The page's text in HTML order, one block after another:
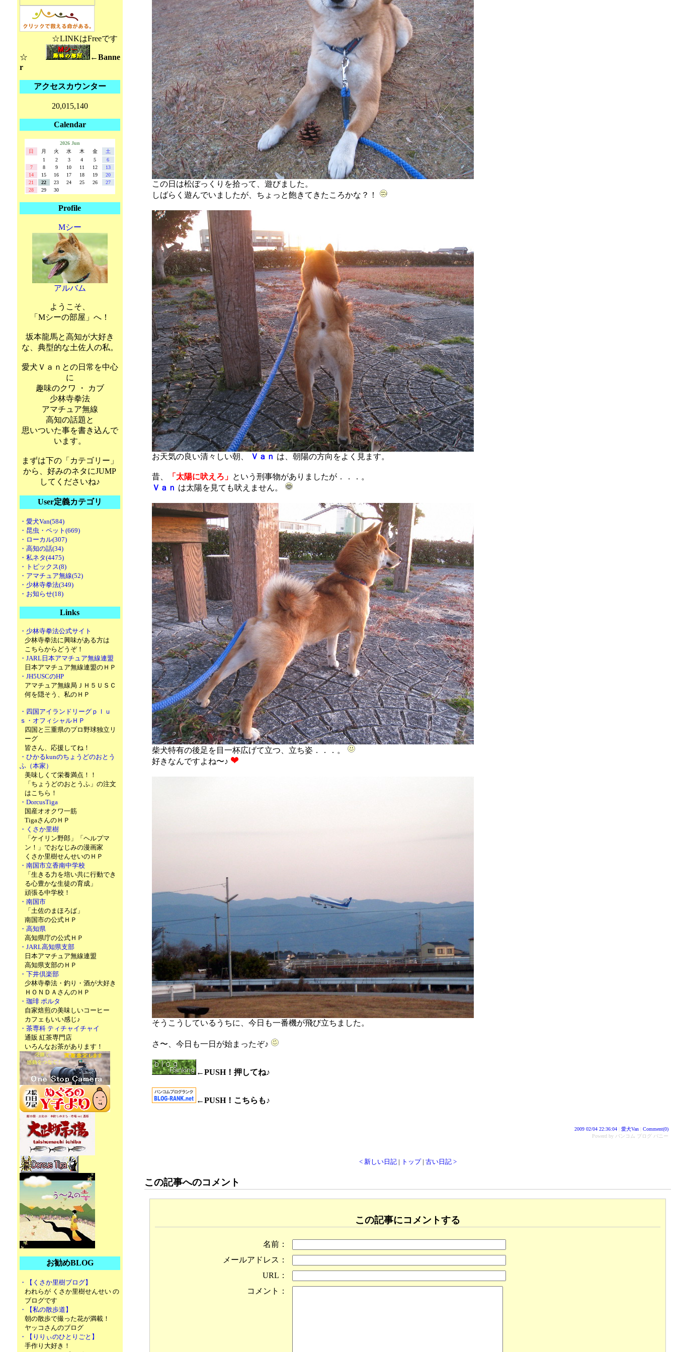
☆LINKはFreeです
☆
←Banne
r
アクセスカウンター
20,015,140
Calendar
2026 Jun
日
月 火 水 木 金
土
1
2 3 4 5
6
7
8 9 10 11 12
13
14
15 16 17 18 19
20
21
22 23 24 25 26
27
28
29 30
Profile
Mシー
アルバム
ようこそ、
「Mシーの部屋」へ！
坂本龍馬と高知が大好き
な、典型的な土佐人の私。
愛犬Ｖａｎとの日常を中心
に
趣味のクワ ・ カブ
少林寺拳法
アマチュア無線
高知の話題と
思いついた事を書き込んで
います。
まずは下の「カテゴリー」
から、好みのネタにJUMP
してくださいね♪
User定義カテゴリ
・愛犬Van(584)
・昆虫・ペット(669)
・ローカル(307)
・高知の話(34)
・私ネタ(4475)
・トピックス(8)
・アマチュア無線(52)
・少林寺拳法(349)
・お知らせ(18)
Links
・少林寺拳法公式サイト
少林寺拳法に興味がある方は
こちらからどうぞ！
・JARL日本アマチュア無線連盟
日本アマチュア無線連盟のＨＰ
・JH5USCのHP
アマチュア無線局ＪＨ５ＵＳＣ
何を隠そう、私のＨＰ
・四国アイランドリーグｐｌｕ
ｓ・オフィシャルＨＰ
四国と三重県のプロ野球独立リ
ーグ
皆さん、応援してね！
・ひかるkunのちょうどのおとう
ふ（本家）
美味しくて栄養満点！！
「ちょうどのおとうふ」の注文
はこちら！
・DorcusTiga
国産オオクワ一筋
TigaさんのＨＰ
・くさか里樹
「ケイリン野郎」「ヘルプマ
ン！」でおなじみの漫画家
くさか里樹せんせいのＨＰ
・南国市立香南中学校
「生きる力を培い共に行動でき
る心豊かな生徒の育成」
頑張る中学校！
・南国市
「土佐のまほろば」
南国市の公式ＨＰ
・高知県
高知県庁の公式ＨＰ
・JARL高知県支部
日本アマチュア無線連盟
高知県支部のＨＰ
・下井倶楽部
少林寺拳法・釣り・酒が大好き
ＨＯＮＤＡさんのＨＰ
・珈琲 ポルタ
自家焙煎の美味しいコーヒー
カフェもいい感じ♪
・茶専科 ティチャイチャイ
通販 紅茶専門店
いろんなお茶があります！
お勧めBLOG
・【くさか里樹ブログ】
われらが くさか里樹せんせい の
ブログです
・【私の散歩道】
朝の散歩で撮った花が満載！
ヤッコさんのブログ
・【りりぃのひとりごと】
手作り大好き！
この日は松ぼっくりを拾って、遊びました。
しばらく遊んでいましたが、ちょっと飽きてきたころかな？！
お天気の良い清々しい朝、 Ｖａｎ は、朝陽の方向をよく見ます。
昔、 「太陽に吠えろ」 という刑事物がありましたが．．．。
Ｖａｎ は太陽を見ても吠えません。
柴犬特有の後足を目一杯広げて立つ、立ち姿．．．。
好きなんですよね〜♪
そうこうしているうちに、今日も一番機が飛び立ちました。
さ〜、今日も一日が始まったぞ♪
←PUSH！押してね♪
←PUSH！こちらも♪
2009 02/04 22:36:04 愛犬Van
Comment(0)
Powerd by バンコム ブログ バニー
< 新しい日記| トップ| 古い日記 >
この記事へのコメント
この記事にコメントする
名前：
メールアドレス：
URL：
コメント：